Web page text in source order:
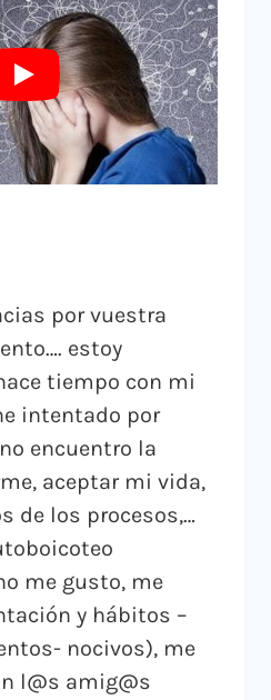
por vuestra
estoy
tiempo con mi
intentado por
encuentro la
aceptar mi vida,
de los procesos,…
me gusto, me
y hábitos –
nocivos), me
l@s amig@s